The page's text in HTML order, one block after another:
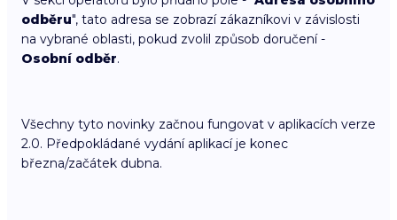
odběru", tato adresa se zobrazí zákazníkovi v závislosti
na vybrané oblasti, pokud zvolil způsob doručení -
Osobní odběr.
Všechny tyto novinky začnou fungovat v aplikacích verze
2.0. Předpokládané vydání aplikací je konec
března/začátek dubna.